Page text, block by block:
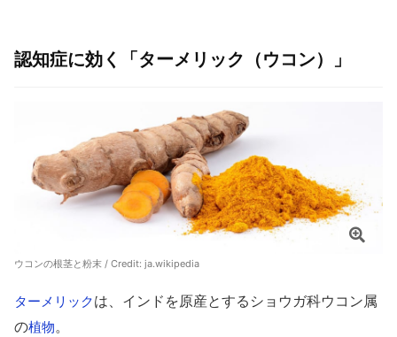
認知症に効く「ターメリック（ウコン）」
ウコンの根茎と粉末 / Credit: ja.wikipedia
ターメリックは、インドを原産とするショウガ科ウコン属
の植物。